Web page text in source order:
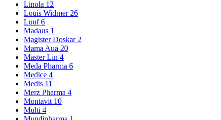
Linola 12
Louis Widmer 26
Luuf6
Madaus 1
Magister Doskar 2
Mama Aua 20
Master Lin 4
Meda Pharma 6
Medice 4
Medis 11
Merz Pharma 4
Montavit 10
Multi 4